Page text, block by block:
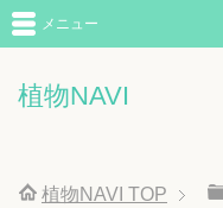
植物NAVI
メニュー
植物NAVI TOP